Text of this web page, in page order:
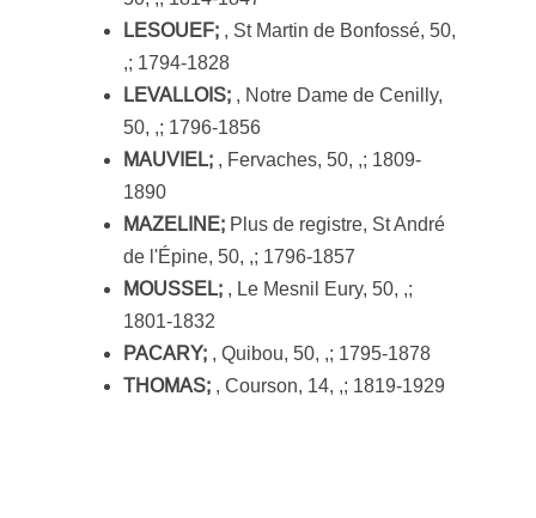
LESOUEF;, St Martin de Bonfossé, 50,
,; 1794-1828
LEVALLOIS;, Notre Dame de Cenilly,
50, ,; 1796-1856
MAUVIEL;, Fervaches, 50, ,; 1809-
1890
MAZELINE;Plus de registre, St André
de l'Épine, 50, ,; 1796-1857
MOUSSEL;, Le Mesnil Eury, 50, ,;
1801-1832
PACARY;, Quibou, 50, ,; 1795-1878
THOMAS;, Courson, 14, ,; 1819-1929